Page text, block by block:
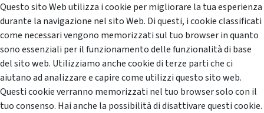
Questo sito Web utilizza i cookie per migliorare la tua esperienza
durante la navigazione nel sito Web. Di questi, i cookie classificati
come necessari vengono memorizzati sul tuo browser in quanto
sono essenziali per il funzionamento delle funzionalità di base
del sito web. Utilizziamo anche cookie di terze parti che ci
aiutano ad analizzare e capire come utilizzi questo sito web.
Questi cookie verranno memorizzati nel tuo browser solo con il
tuo consenso. Hai anche la possibilità di disattivare questi cookie.